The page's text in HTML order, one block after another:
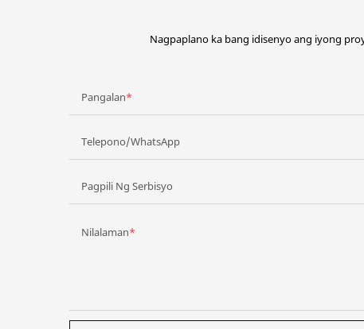
Nagpaplano ka bang idisenyo ang iyong
Pangalan
Telepono/WhatsApp
Pagpili Ng Serbisyo
Nilalaman